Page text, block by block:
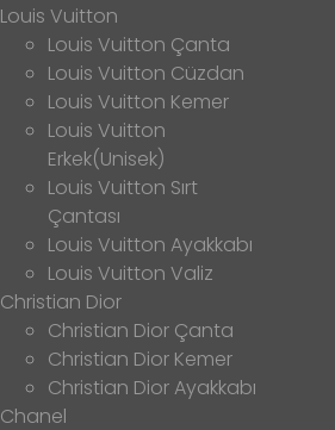
Louis Vuitton
Louis Vuitton Çanta
Louis Vuitton Cüzdan
Louis Vuitton Kemer
Louis Vuitton
Erkek(Unisek)
Louis Vuitton Sırt
Çantası
Louis Vuitton Ayakkabı
Louis Vuitton Valiz
Christian Dior
Christian Dior Çanta
Christian Dior Kemer
Christian Dior Ayakkabı
Chanel